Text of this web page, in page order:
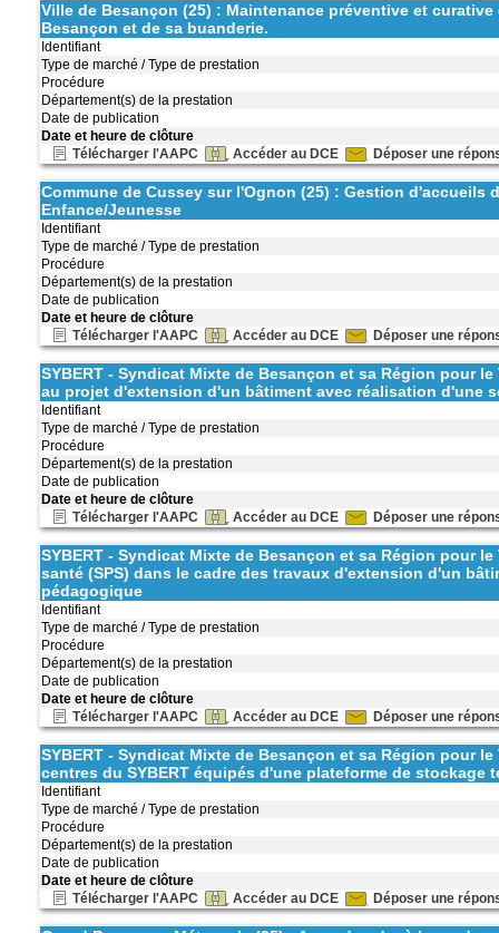
Ville de Besançon (25) : Maintenance préventive et
Besançon et de sa buanderie.
Identifiant
Type de marché / Type de prestation
Procédure
Département(s) de la prestation
Date de publication
Date et heure de clôture
Télécharger l'AAPC
Accéder au DCE Déposer une
Commune de Cussey sur l'Ognon (25) : Gestion
Enfance/Jeunesse
Identifiant
Type de marché / Type de prestation
Procédure
Département(s) de la prestation
Date de publication
Date et heure de clôture
Télécharger l'AAPC
Accéder au DCE Déposer une
SYBERT - Syndicat Mixte de Besançon et sa Région pour
au projet d'extension d'un bâtiment avec réalisation d'une
Identifiant
Type de marché / Type de prestation
Procédure
Département(s) de la prestation
Date de publication
Date et heure de clôture
Télécharger l'AAPC
Accéder au DCE Déposer une
SYBERT - Syndicat Mixte de Besançon et sa Région pour
santé (SPS) dans le cadre des travaux d'extension d'un
pédagogique
Identifiant
Type de marché / Type de prestation
Procédure
Département(s) de la prestation
Date de publication
Date et heure de clôture
Télécharger l'AAPC
Accéder au DCE Déposer une
SYBERT - Syndicat Mixte de Besançon et sa Région pour
centres du SYBERT équipés d'une plateforme de stockage
Identifiant
Type de marché / Type de prestation
Procédure
Département(s) de la prestation
Date de publication
Date et heure de clôture
Télécharger l'AAPC
Accéder au DCE Déposer une